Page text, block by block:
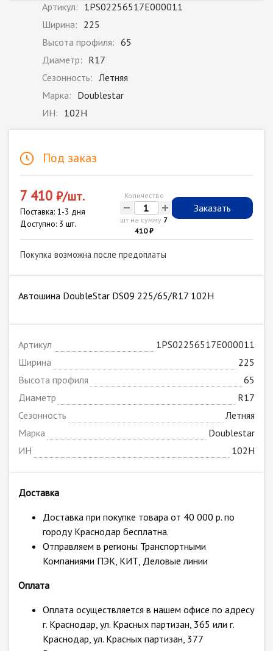
Артикул: 1PS02256517E000011
Ширина: 225
Высота профиля: 65
Диаметр: R17
Сезонность: Летняя
Марка: Doublestar
ИН: 102H
Под заказ
7 410 ₽/шт.
Поставка: 1-3 дня
Доступно: 3 шт.
Количество
- +
шт на сумму 7
410 ₽
Заказать
Покупка возможна после предоплаты
Автошина DoubleStar DS09 225/65/R17 102H
Артикул
1PS02256517E000011
Ширина
225
Высота профиля
65
Диаметр
R17
Сезонность
Летняя
Марка
Doublestar
ИН
102H
Доставка
Доставка при покупке товара от 40 000 р. по
городу Краснодар бесплатна.
Отправляем в регионы Транспортными
Компаниями ПЭК, КИТ, Деловые линии
Оплата
Оплата осуществляется в нашем офисе по адресу
г. Краснодар, ул. Красных партизан, 365 или г.
Краснодар, ул. Красных партизан, 377